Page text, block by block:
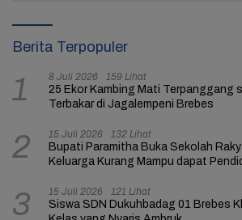
Berita Terpopuler
1 8 Juli 2026 159 Lihat
25 Ekor Kambing Mati Terpanggang
Terbakar di Jagalempeni Brebes
2 15 Juli 2026 132 Lihat
Bupati Paramitha Buka Sekolah
Keluarga Kurang Mampu dapat
3 15 Juli 2026 121 Lihat
Siswa SDN Dukuhbadag 01 Brebes